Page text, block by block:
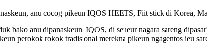
anu cocog pikeun IQOS HEETS, Fiit stick di Korea,
bako anu dipanaskeun, IQOS, di seueur nagara sareng
perokok rokok tradisional merekna pikeun ngagentos ieu